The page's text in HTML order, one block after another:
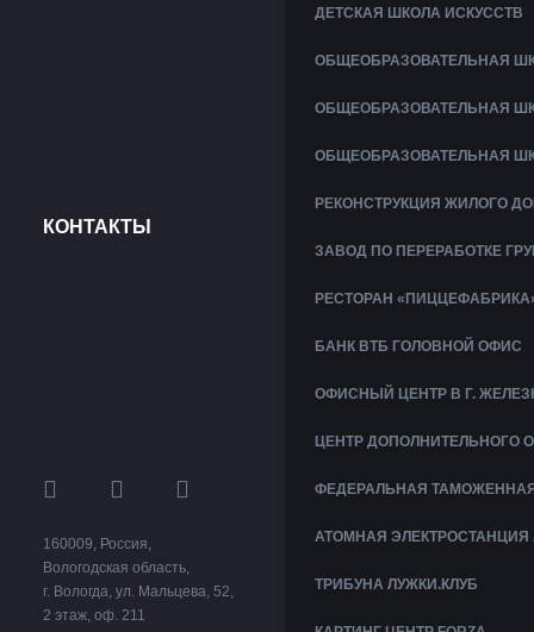
КОНТАКТЫ
160009, Россия,
Вологодская область,
г. Вологда, ул. Мальцева, 52,
2 этаж, оф. 211
ДЕТСКАЯ ШКОЛА ИСКУССТВ
ОБЩЕОБРАЗОВАТЕЛЬНАЯ
ОБЩЕОБРАЗОВАТЕЛЬНАЯ
ОБЩЕОБРАЗОВАТЕЛЬНАЯ
РЕКОНСТРУКЦИЯ ЖИЛОГО
ЗАВОД ПО ПЕРЕРАБОТКЕ
РЕСТОРАН
БАНК ВТБ ГОЛОВНОЙ ОФИС
ОФИСНЫЙ ЦЕНТР В Г.
ЦЕНТР ДОПОЛНИТЕЛЬНОГО
ФЕДЕРАЛЬНАЯ
АТОМНАЯ ЭЛЕКТРОСТАНЦИЯ
ТРИБУНА ЛУЖКИ.КЛУБ